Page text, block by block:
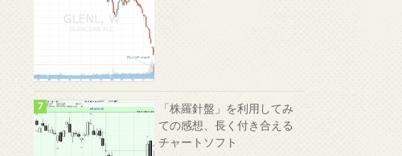
「株羅針盤」を利用してみ
ての感想、長く付き合える
チャートソフト